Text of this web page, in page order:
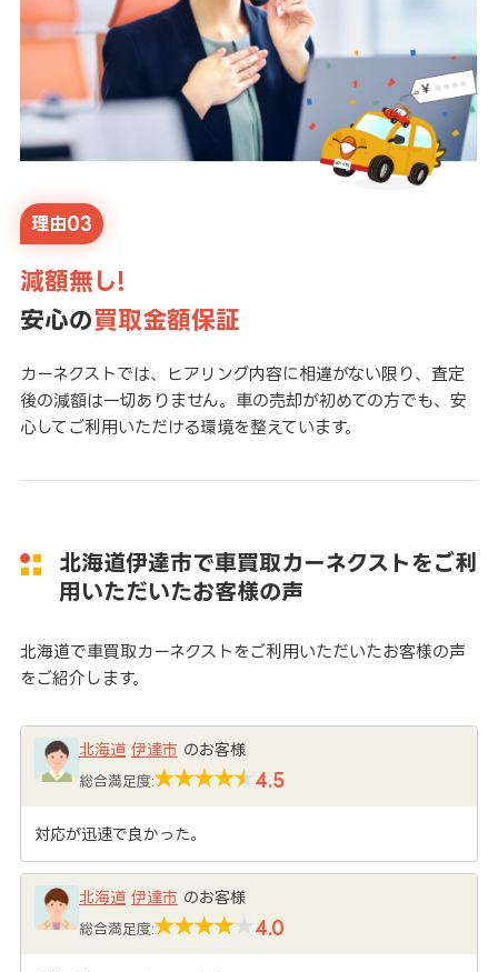
理由03
減額無し!
安心の買取金額保証
カーネクストでは、ヒアリング内容に相違がない限り、査定
後の減額は一切ありません。車の売却が初めての方でも、安
心してご利用いただける環境を整えています。
北海道伊達市で車買取カーネクストをご利
用いただいたお客様の声
北海道で車買取カーネクストをご利用いただいたお客様の声
をご紹介します。
北海道 伊達市 のお客様
総合満足度: 4.5
対応が迅速で良かった。
北海道 伊達市 のお客様
総合満足度: 4.0